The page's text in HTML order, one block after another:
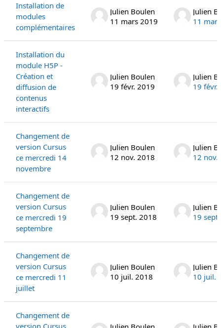
Installation de
modules
complémentaires
Julien Boulen
11 mars 2019
Julien
11
Installation du
module H5P -
Création et
diffusion de
contenus
interactifs
Julien Boulen
19 févr. 2019
Julien
19 févr.
Changement de
version Cursus
ce mercredi 14
novembre
Julien Boulen
12 nov. 2018
Julien
12 nov.
Changement de
version Cursus
ce mercredi 19
septembre
Julien Boulen
19 sept. 2018
Julien
19
Changement de
version Cursus
ce mercredi 11
juillet
Julien Boulen
10 juil. 2018
Julien
10 juil.
Changement de
version Cursus